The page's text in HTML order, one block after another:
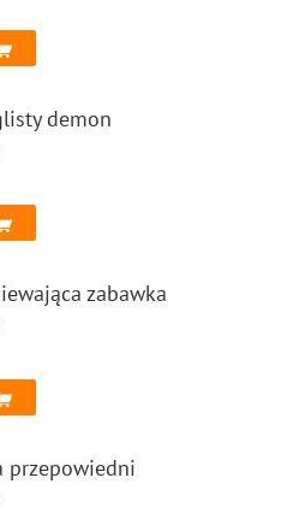
demon
zabawka
przepowiedni